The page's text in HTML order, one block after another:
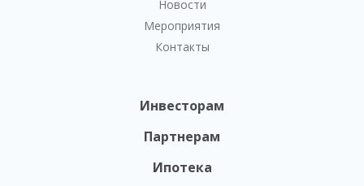
Новости
Мероприятия
Контакты
Инвесторам
Партнерам
Ипотека